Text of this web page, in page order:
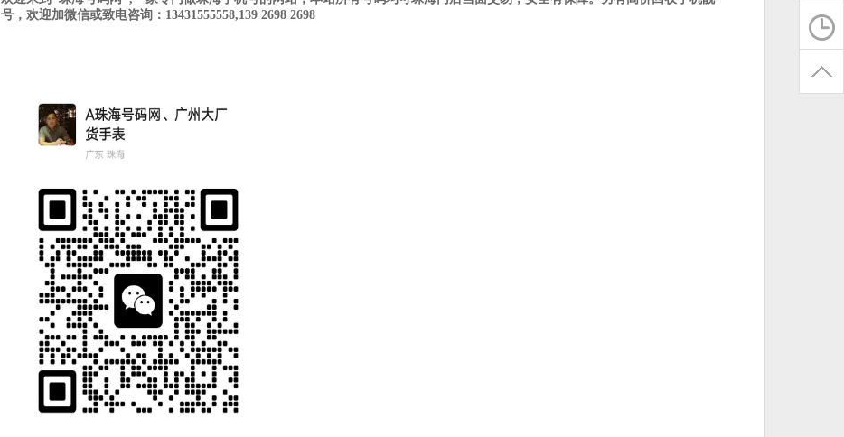
号，欢迎加微信或致电咨询：13431555558,139 2698 2698